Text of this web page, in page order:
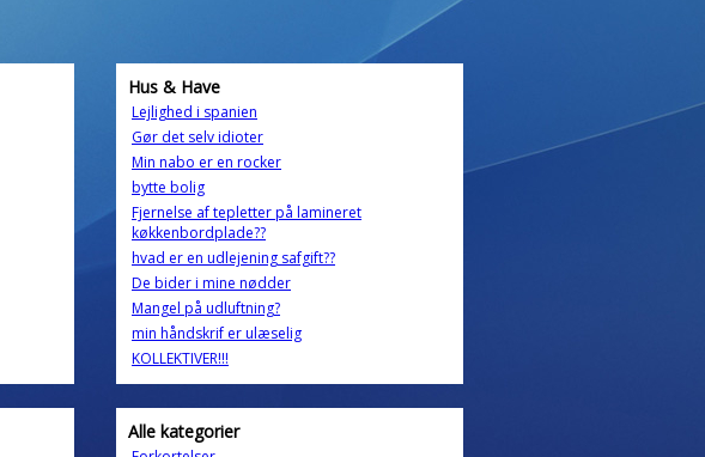
Hus & Have
Lejlighed i spanien
Gør det selv idioter
Min nabo er en rocker
bytte bolig
Fjernelse af tepletter på lamineret
køkkenbordplade??
hvad er en udlejening safgift??
De bider i mine nødder
Mangel på udluftning?
min håndskrif er ulæselig
KOLLEKTIVER!!!
Alle kategorier